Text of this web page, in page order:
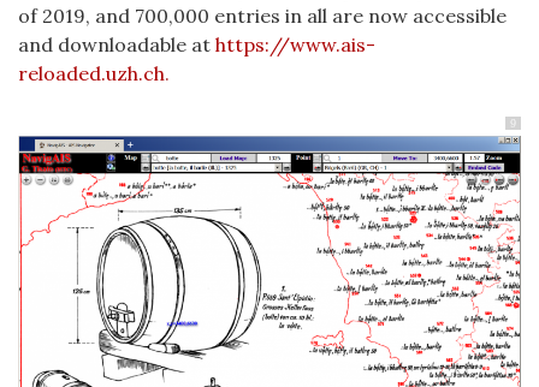
of 2019, and 700,000 entries in all are now accessible
and downloadable at https://www.ais-
reloaded.uzh.ch.
9